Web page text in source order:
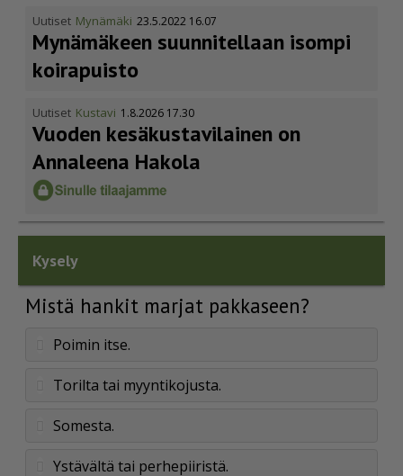
Uutiset Mynämäki 23.5.2022 16.07
Mynämäkeen suunnitellaan isompi
koirapuisto
Uutiset Kustavi 1.8.2026 17.30
Vuoden kesäkus­ta­vi­lainen on
Annaleena Hakola
Kysely
Mistä hankit marjat pakkaseen?
Poimin itse.
Torilta tai myyntikojusta.
Somesta.
Ystävältä tai perhepiiristä.